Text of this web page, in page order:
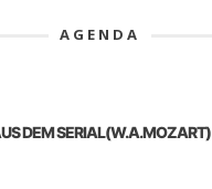
AGENDA
DEM SERIAL(W.A.MOZART)